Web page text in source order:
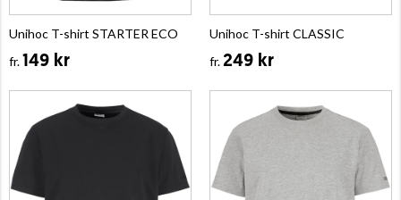
Unihoc T-shirt STARTER ECO
fr.149 kr
Unihoc T-shirt CLASSIC
fr.249 kr